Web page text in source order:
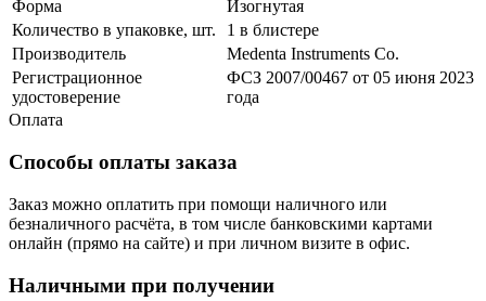
Форма
Изогнутая
Количество в упаковке, шт.
1 в блистере
Производитель
Medenta Instruments Co.
Регистрационное
удостоверение
ФСЗ 2007/00467 от 05 июня 2023
года
Оплата
Способы оплаты заказа
Заказ можно оплатить при помощи наличного или
безналичного расчёта, в том числе банковскими картами
онлайн (прямо на сайте) и при личном визите в офис.
Наличными при получении